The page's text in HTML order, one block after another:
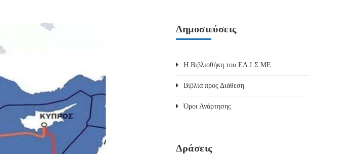
Δημοσιεύσεις
Η Βιβλιοθήκη του ΕΛ.Ι.Σ.ΜΕ
Βιβλία προς Διάθεση
Όροι Ανάρτησης
Δράσεις